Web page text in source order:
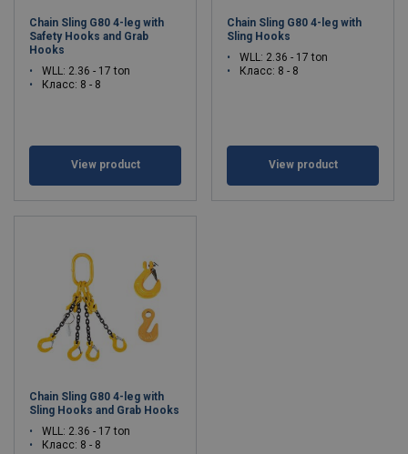
Chain Sling G80 4-leg with
Safety Hooks and Grab
Hooks
WLL: 2.36 - 17 ton
Класс: 8 - 8
View product
Chain Sling G80 4-leg with
Sling Hooks
WLL: 2.36 - 17 ton
Класс: 8 - 8
View product
Chain Sling G80 4-leg with
Sling Hooks and Grab Hooks
WLL: 2.36 - 17 ton
Класс: 8 - 8